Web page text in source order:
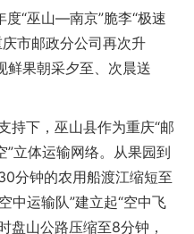
“巫山—南京”脆李“极速
市邮政分公司再次升
鲜果朝采夕至、次晨送
下，巫山县作为重庆“邮
”立体运输网络。从果园到
分钟的农用船渡江缩短至
中运输队”建立起“空中飞
盘山公路压缩至8分钟，